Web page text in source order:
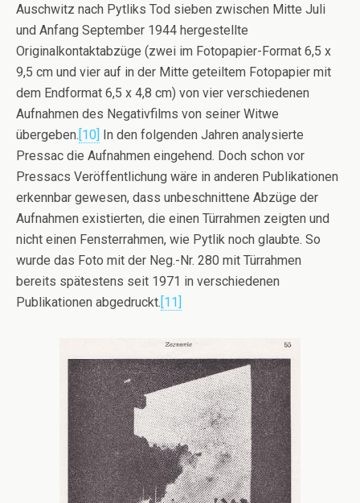
Auschwitz nach Pytliks Tod sieben zwischen Mitte Juli
und Anfang September 1944 hergestellte
Originalkontaktabzüge (zwei im Fotopapier-Format 6,5 x
9,5 cm und vier auf in der Mitte geteiltem Fotopapier mit
dem Endformat 6,5 x 4,8 cm) von vier verschiedenen
Aufnahmen des Negativfilms von seiner Witwe
übergeben.[10] In den folgenden Jahren analysierte
Pressac die Aufnahmen eingehend. Doch schon vor
Pressacs Veröffentlichung wäre in anderen Publikationen
erkennbar gewesen, dass unbeschnittene Abzüge der
Aufnahmen existierten, die einen Türrahmen zeigten und
nicht einen Fensterrahmen, wie Pytlik noch glaubte. So
wurde das Foto mit der Neg.-Nr. 280 mit Türrahmen
bereits spätestens seit 1971 in verschiedenen
Publikationen abgedruckt.[11]